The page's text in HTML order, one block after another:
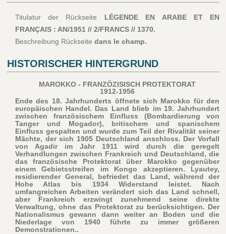
Titulatur der Rückseite LÉGENDE EN ARABE ET EN
FRANÇAIS : AN/1951 // 2/FRANCS // 1370.
Beschreibung Rückseite dans le champ.
HISTORISCHER HINTERGRUND
MAROKKO - FRANZÖZISISCH PROTEKTORAT
1912-1956
Ende des 18. Jahrhunderts öffnete sich Marokko für den
europäischen Handel. Das Land blieb im 19. Jahrhundert
zwischen französischem Einfluss (Bombardierung von
Tanger und Mogador), britischem und spanischem
Einfluss gespalten und wurde zum Teil der Rivalität seiner
Mächte, der sich 1905 Deutschland anschloss. Der Vorfall
von Agadir im Jahr 1911 wird durch die geregelt
Verhandlungen zwischen Frankreich und Deutschland, die
das französische Protektorat über Marokko gegenüber
einem Gebietsstreifen im Kongo akzeptieren. Lyautey,
residierender General, befriedet das Land, während der
Hohe Atlas bis 1934 Widerstand leistet. Nach
umfangreichen Arbeiten verändert sich das Land schnell,
aber Frankreich erzwingt zunehmend seine direkte
Verwaltung, ohne das Protektorat zu berücksichtigen. Der
Nationalismus gewann dann weiter an Boden und die
Niederlage von 1940 führte zu immer größeren
Demonstrationen..